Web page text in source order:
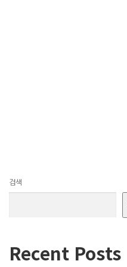
검색
Recent Posts